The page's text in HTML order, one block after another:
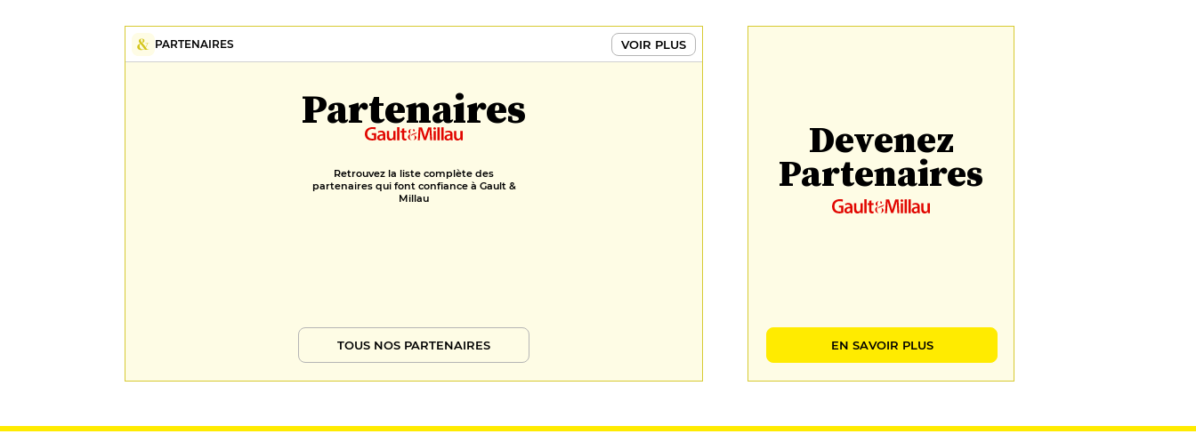
PARTENAIRES VOIR PLUS
Partenaires
Retrouvez la liste complète des
partenaires qui font confiance à Gault &
Millau
TOUS NOS PARTENAIRES
Devenez
Partenaires
EN SAVOIR PLUS